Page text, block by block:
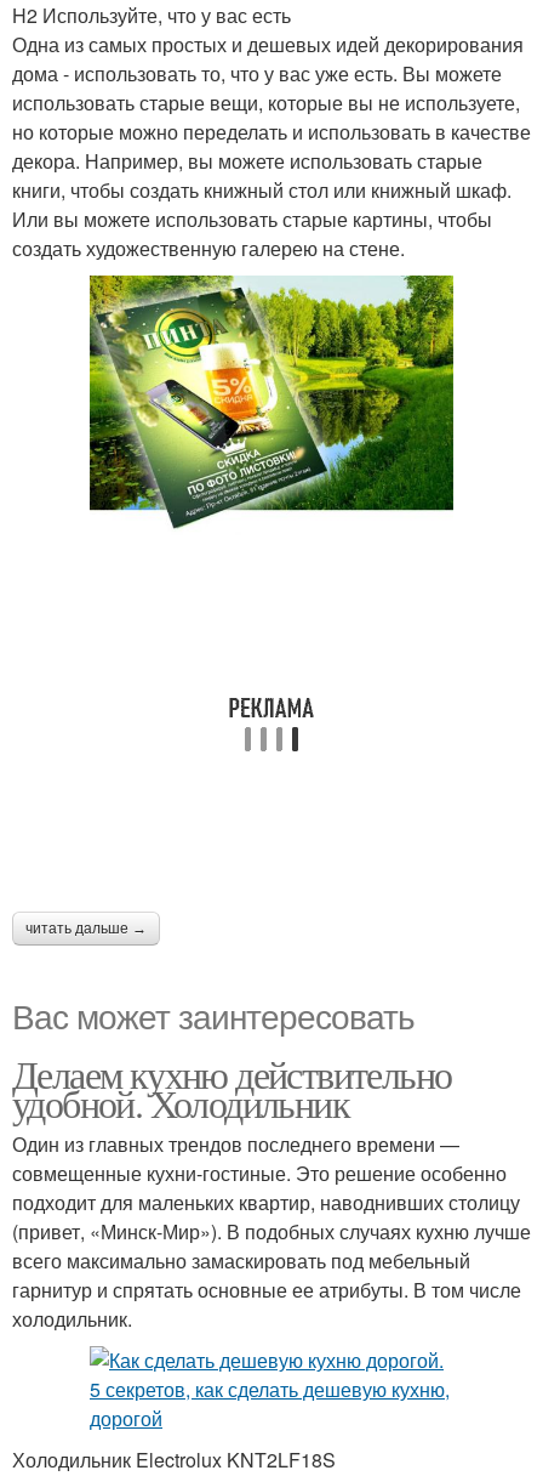
H2 Используйте, что у вас есть
Одна из самых простых и дешевых идей декорирования
дома - использовать то, что у вас уже есть. Вы можете
использовать старые вещи, которые вы не используете,
но которые можно переделать и использовать в качестве
декора. Например, вы можете использовать старые
книги, чтобы создать книжный стол или книжный шкаф.
Или вы можете использовать старые картины, чтобы
создать художественную галерею на стене.
читать дальше →
Вас может заинтересовать
Делаем кухню действительно
удобной. Холодильник
Один из главных трендов последнего времени —
совмещенные кухни-гостиные. Это решение особенно
подходит для маленьких квартир, наводнивших столицу
(привет, «Минск-Мир»). В подобных случаях кухню лучше
всего максимально замаскировать под мебельный
гарнитур и спрятать основные ее атрибуты. В том числе
холодильник.
Холодильник Electrolux KNT2LF18S